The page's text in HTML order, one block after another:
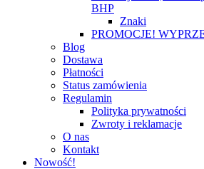
BHP
Znaki
PROMOCJE!
Blog
Dostawa
Płatności
Status zamówienia
Regulamin
Polityka prywatności
Zwroty i reklamacje
O nas
Kontakt
Nowość!